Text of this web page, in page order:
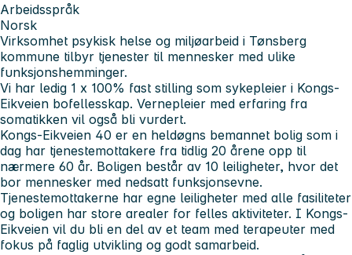
Arbeidsspråk
Norsk
Virksomhet psykisk helse og miljøarbeid i Tønsberg
kommune tilbyr tjenester til mennesker med ulike
funksjonshemminger.
Vi har ledig 1 x 100% fast stilling som sykepleier i Kongs-
Eikveien bofellesskap. Vernepleier med erfaring fra
somatikken vil også bli vurdert.
Kongs-Eikveien 40 er en heldøgns bemannet bolig som i
dag har tjenestemottakere fra tidlig 20 årene opp til
nærmere 60 år. Boligen består av 10 leiligheter, hvor det
bor mennesker med nedsatt funksjonsevne.
Tjenestemottakerne har egne leiligheter med alle fasiliteter
og boligen har store arealer for felles aktiviteter. I Kongs-
Eikveien vil du bli en del av et team med terapeuter med
fokus på faglig utvikling og godt samarbeid.